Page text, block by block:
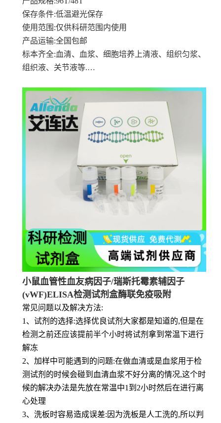
保存条件:低温避光保存
使用范围 :仅供科研范围内使用
产品运输:全国包邮
标本齐全:血清、血浆、细胞培养上清液、组织匀浆、
组织液、关节液等.…
小鼠血管性血友病因子/瑞斯托霉素辅因子
(vWF)ELISA检测试剂盒酶联免疫吸附
常见问题以及解决方法:
1、试剂的选择:选择优良试剂大家都是知道的,但是在
检测之前还应该提前半个小时将试剂拿到常温下进行
解冻
2、加样中可能遇到的问题:在做血清或是血浆用于检
测试剂的时候会碰到血清血浆不好分离的情况,这个时
候的解决办法是先放在常温中1到2小时然后在进行离
心处理
3、洗板时容易造成误差:因为洗板是人工洗的,所以判